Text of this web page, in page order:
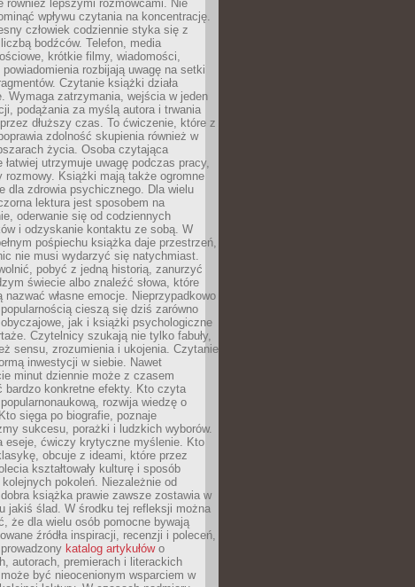
również lepszymi rozmówcami. Nie
wpływu czytania na koncentrację.
człowiek codziennie styka się z
bodźców. Telefon, media
krótkie filmy, wiadomości,
rozbijają uwagę na setki
Czytanie książki działa
Wymaga zatrzymania, wejścia w jeden
podążania za myślą autora i trwania
dłuższy czas. To ćwiczenie, które z
zdolność skupienia również w
życia. Osoba czytająca
łatwiej utrzymuje uwagę podczas pracy,
rozmowy. Książki mają także ogromne
dla zdrowia psychicznego. Dla wielu
lektura jest sposobem na
oderwanie się od codziennych
i odzyskanie kontaktu ze sobą. W
pośpiechu książka daje przestrzeń,
nie musi wydarzyć się natychmiast.
pobyć z jedną historią, zanurzyć
świecie albo znaleźć słowa, które
nazwać własne emocje. Nieprzypadkowo
cieszą się dziś zarówno
jak i książki psychologiczne
Czytelnicy szukają nie tylko fabuły,
sensu, zrozumienia i ukojenia. Czytanie
inwestycji w siebie. Nawet
minut dziennie może z czasem
bardzo konkretne efekty. Kto czyta
popularnonaukową, rozwija wiedzę o
sięga po biografie, poznaje
sukcesu, porażki i ludzkich wyborów.
eseje, ćwiczy krytyczne myślenie. Kto
obcuje z ideami, które przez
kształtowały kulturę i sposób
pokoleń. Niezależnie od
książka prawie zawsze zostawia w
jakiś ślad. W środku tej refleksji można
że dla wielu osób pomocne bywają
źródła inspiracji, recenzji i poleceń,
katalog artykułówo
autorach, premierach i literackich
być nieocenionym wsparciem w